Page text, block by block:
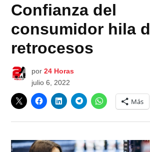
Confianza del
consumidor hila
retrocesos
por 24 Horas
julio 6, 2022
Más